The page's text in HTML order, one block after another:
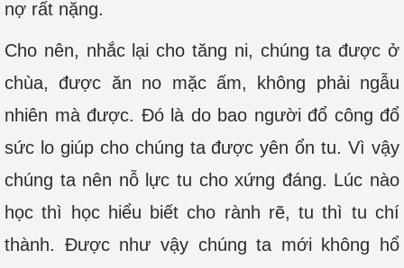
nợ rất nặng.
Cho nên, nhắc lại cho tăng ni, chúng ta được ở
chùa, được ăn no mặc ấm, không phải ngẫu
nhiên mà được. Đó là do bao người đổ công đổ
sức lo giúp cho chúng ta được yên ổn tu. Vì vậy
chúng ta nên nỗ lực tu cho xứng đáng. Lúc nào
học thì học hiểu biết cho rành rẽ, tu thì tu chí
thành. Được như vậy chúng ta mới không hổ